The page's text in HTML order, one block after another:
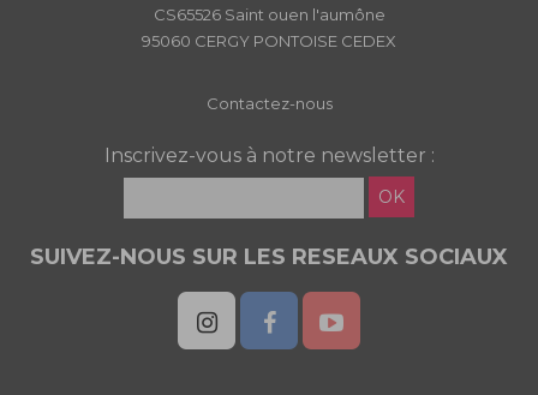
CS65526 Saint ouen l'aumône
95060 CERGY PONTOISE CEDEX
Contactez-nous
Inscrivez-vous à notre newsletter :
OK
SUIVEZ-NOUS SUR LES RESEAUX SOCIAUX